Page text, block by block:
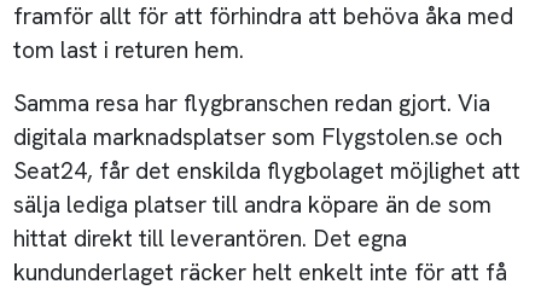
framför allt för att förhindra att behöva åka med
tom last i returen hem.
Samma resa har flygbranschen redan gjort. Via
digitala marknadsplatser som Flygstolen.se och
Seat24, får det enskilda flygbolaget möjlighet att
sälja lediga platser till andra köpare än de som
hittat direkt till leverantören. Det egna
kundunderlaget räcker helt enkelt inte för att få